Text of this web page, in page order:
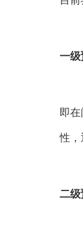
一级
即
性，
二级